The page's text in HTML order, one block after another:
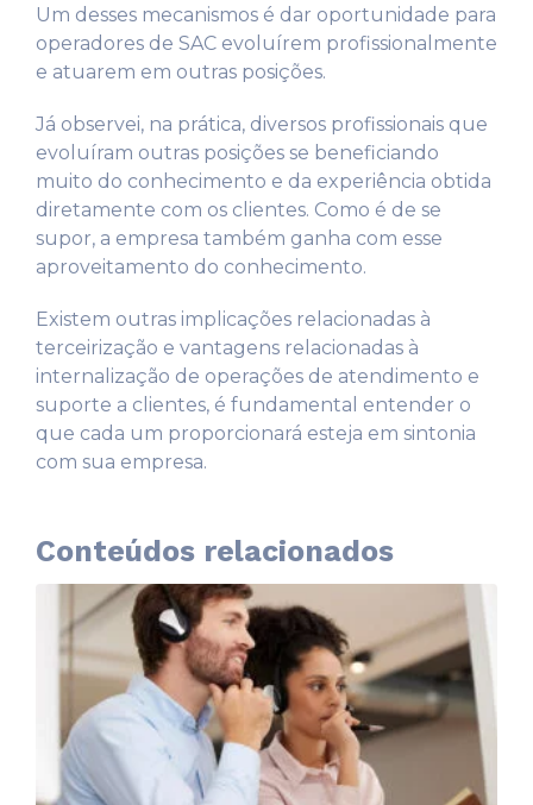
Um desses mecanismos é dar oportunidade para
operadores de SAC evoluírem profissionalmente
e atuarem em outras posições.
Já observei, na prática, diversos profissionais que
evoluíram outras posições se beneficiando
muito do conhecimento e da experiência obtida
diretamente com os clientes. Como é de se
supor, a empresa também ganha com esse
aproveitamento do conhecimento.
Existem outras implicações relacionadas à
terceirização e vantagens relacionadas à
internalização de operações de atendimento e
suporte a clientes, é fundamental entender o
que cada um proporcionará esteja em sintonia
com sua empresa.
Conteúdos relacionados